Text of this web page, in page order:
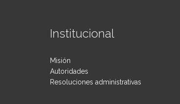
Institucional
Misión
Autoridades
Resoluciones administrativas